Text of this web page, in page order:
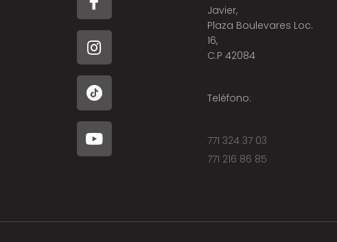
Javier,
Plaza Boulevares Loc.
16,
C.P 42084
Teléfono:
771 324 37 03
771 216 86 85